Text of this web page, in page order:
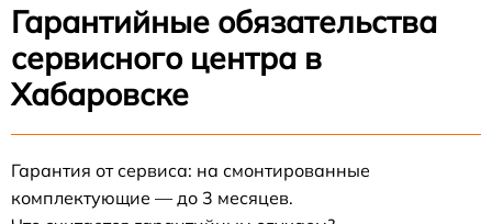
Гарантийные обязательства
сервисного центра в
Хабаровске
Гарантия от сервиса: на смонтированные
комплектующие — до 3 месяцев.